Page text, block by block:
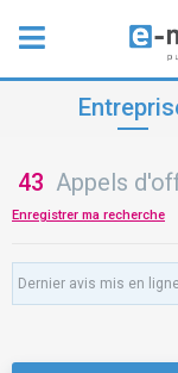
43 Appels
Enregistrer ma recherche